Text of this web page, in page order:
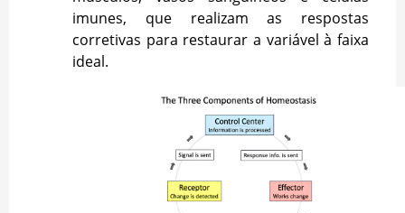
imunes, que realizam as respostas
corretivas para restaurar a variável à faixa
ideal.